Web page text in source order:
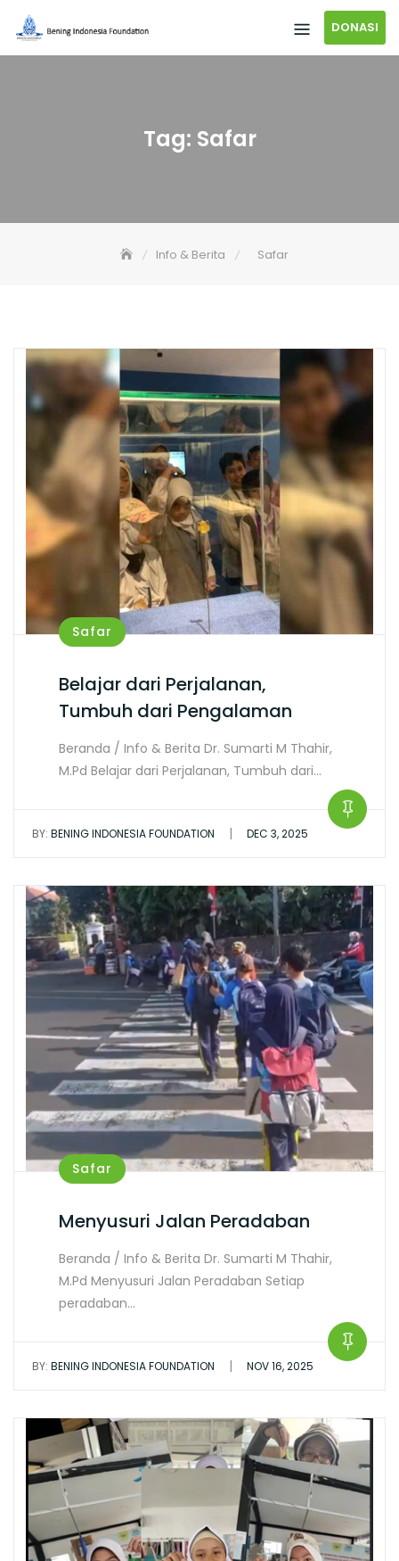
DONASI
Tag: Safar
Info & Berita Safar
Safar
Belajar dari Perjalanan,
Tumbuh dari Pengalaman
Beranda / Info & Berita Dr. Sumarti M Thahir,
M.Pd Belajar dari Perjalanan, Tumbuh dari…
BY: BENING INDONESIA FOUNDATION | DEC 3, 2025
Safar
Menyusuri Jalan Peradaban
Beranda / Info & Berita Dr. Sumarti M Thahir,
M.Pd Menyusuri Jalan Peradaban Setiap
peradaban…
BY: BENING INDONESIA FOUNDATION | NOV 16, 2025